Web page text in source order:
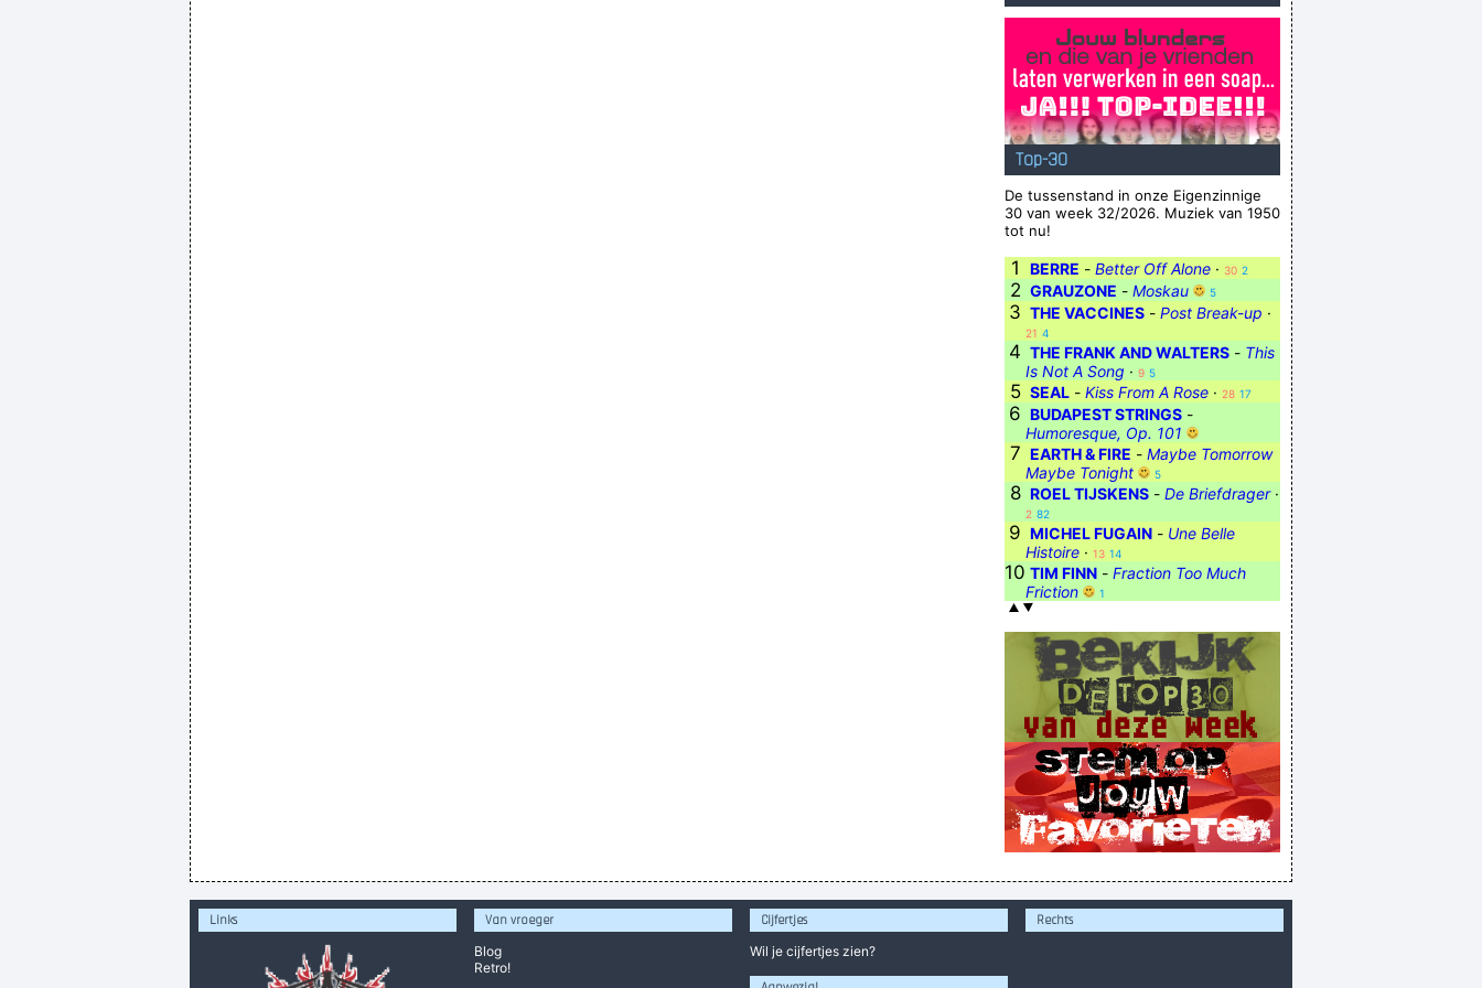
Top-30
De tussenstand in onze Eigenzinnige
30 van week 32/2026. Muziek van 1950
tot nu!
1 BERRE - Better Off Alone · 30 2
2 GRAUZONE - Moskau 5
3 THE VACCINES - Post Break-up ·
21 4
4 THE FRANK AND WALTERS - This
Is Not A Song · 9 5
5 SEAL - Kiss From A Rose · 28 17
6 BUDAPEST STRINGS -
Humoresque, Op. 101
7 EARTH & FIRE - Maybe Tomorrow
Maybe Tonight
5
8 ROEL TIJSKENS - De Briefdrager·
2 82
9 MICHEL FUGAIN - Une Belle
Histoire · 13 14
10 TIM FINN - Fraction Too Much
Friction
1
Links
Van vroeger
Blog
Retro!
Cijfertjes
Wil je cijfertjes zien?
Rechts